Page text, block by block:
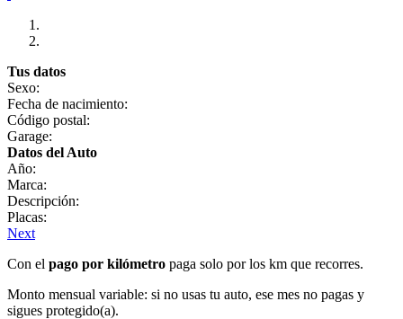
Tus datos
Sexo:
Fecha de nacimiento:
Código postal:
Garage:
Datos del Auto
Año:
Marca:
Descripción:
Placas:
Next
Con el pago por kilómetro paga solo por los km que recorres.
Monto mensual variable: si no usas tu auto, ese mes no pagas y
sigues protegido(a).